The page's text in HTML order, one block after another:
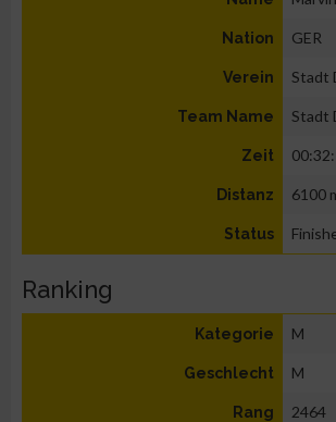
Nation GER
Verein Stadt
Team Name Stadt
Zeit
Distanz 6100
Status
Ranking
Kategorie M
Geschlecht M
Rang 2464